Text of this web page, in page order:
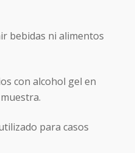
bebidas ni alimentos
con alcohol gel en
para casos